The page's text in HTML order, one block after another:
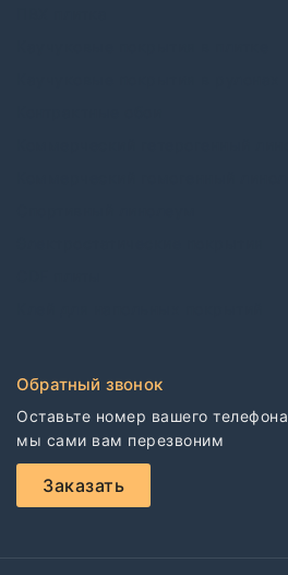
Обратный звонок
Оставьте номер вашего телефона
мы сами вам перезвоним
Заказать